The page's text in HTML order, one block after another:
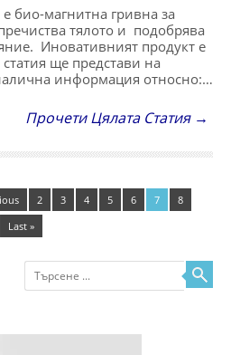
био-магнитна гривна за
тялото и подобрява
Иновативният продукт е
ще представи на
информация относно:…
Прочети Цялата Статия →
2 3 4 5 6 7
8
Last »
Търсене